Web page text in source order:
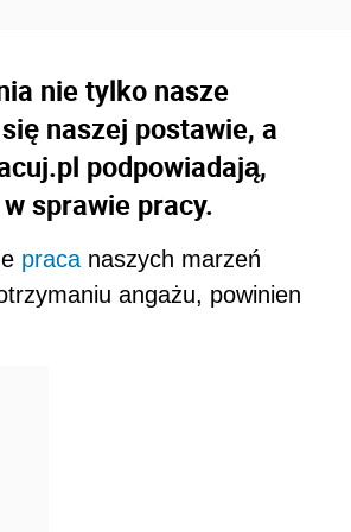
nie tylko nasze
naszej postawie, a
podpowiadają,
sprawie pracy.
praca naszych marzeń
angażu, powinien